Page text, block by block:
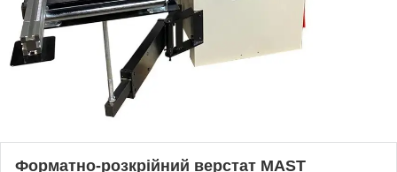
Форматно-розкрійний верстат MAST